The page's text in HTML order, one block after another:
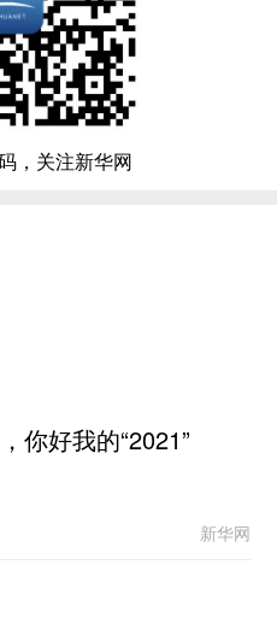
，关注新华网
你好我的“2021”
新华网